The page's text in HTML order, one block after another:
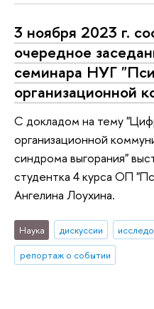
3 ноября 2023 г.
очередное
семинара НУГ
организационной
С докладом на тему
организационной
синдрома выгорания"
студентка 4 курса ОП
Ангелина Лоухина.
Наука дискуссии
репортаж о событии